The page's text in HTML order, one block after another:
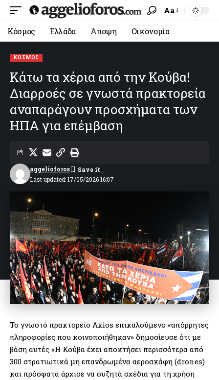
Aa
Κόσμος Ελλάδα Άποψη Οικονομία
ΚΌΣΜΟΣ
Κάτω τα χέρια από την Κούβα!
Διαρροές σε γνωστά πρακτορεία
αναπαράγουν προσχήματα των
ΗΠΑ για επέμβαση
Last updated: 17/05/2026 16:07
aggelioforos
Το γνωστό πρακτορείο Axios επικαλούμενο «απόρρητες
πληροφορίες που κοινοποιήθηκαν» δημοσίευσε ότι με
βάση αυτές «Η Κούβα έχει αποκτήσει περισσότερα από
300 στρατιωτικά μη επανδρωμένα αεροσκάφη (drones)
και πρόσφατα άρχισε να συζητά σχέδια για τη χρήση